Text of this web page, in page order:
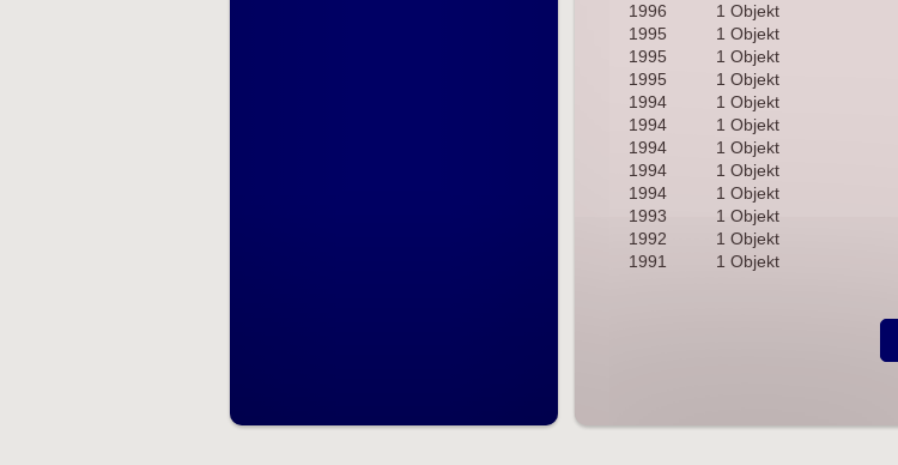
1996
1 Objekt
1995
1 Objekt
1995
1 Objekt
1995
1 Objekt
1994
1 Objekt
1994
1 Objekt
1994
1 Objekt
1994
1 Objekt
1994
1 Objekt
1993
1 Objekt
1992
1 Objekt
1991
1 Objekt